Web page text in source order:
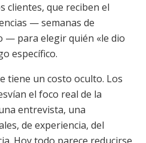
clientes, que reciben el
— semanas de
— para elegir quién «le dio
específico.
tiene un costo oculto. Los
el foco real de la
entrevista, una
de experiencia, del